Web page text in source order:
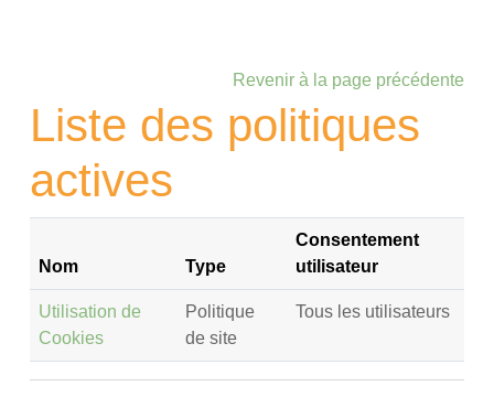
Revenir à la page précédente
Liste des politiques
actives
Nom Type
Consentement
utilisateur
Utilisation de
Cookies
Politique
de site
Tous les utilisateurs